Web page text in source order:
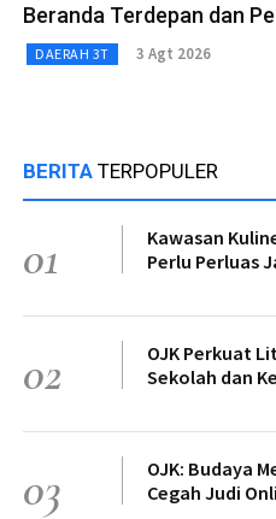
Beranda Terdepan dan
DAERAH 3T 3 Agt 2026
BERITA TERPOPULER
01
Kawasan
Perlu Perluas
02
OJK Perkuat
Sekolah dan
03
OJK: Budaya
Cegah Judi